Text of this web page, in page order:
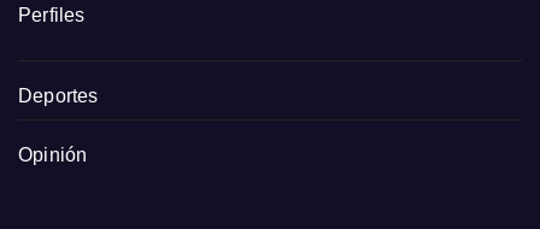
Perfiles
Deportes
Opinión